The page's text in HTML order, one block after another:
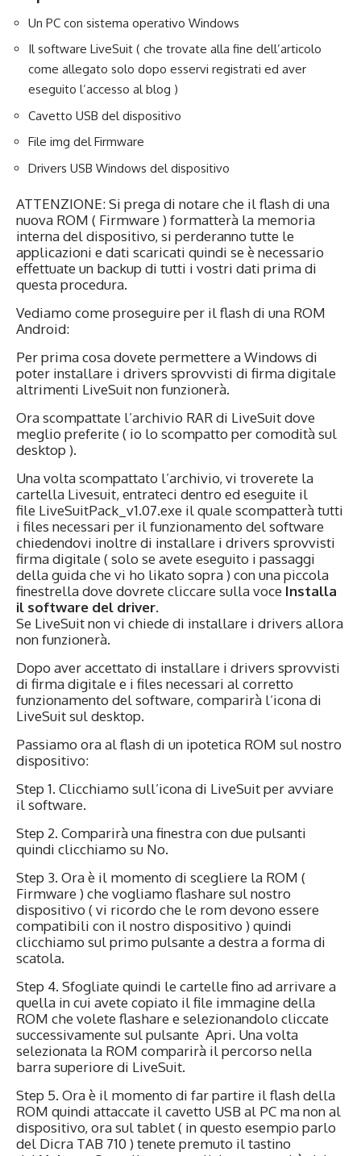
Un PC con sistema operativo Windows
Il software LiveSuit ( che trovate alla fine dell’articolo
come allegato solo dopo esservi registrati ed aver
eseguito l’accesso al blog )
Cavetto USB del dispositivo
File img del Firmware
Drivers USB Windows del dispositivo
ATTENZIONE: Si prega di notare che il flash di una
nuova ROM ( Firmware ) formatterà la memoria
interna del dispositivo, si perderanno tutte le
applicazioni e dati scaricati quindi se è necessario
effettuate un backup di tutti i vostri dati prima di
questa procedura.
Vediamo come proseguire per il flash di una ROM
Android:
Per prima cosa dovete permettere a Windows di
poter installare i drivers sprovvisti di firma digitale
altrimenti LiveSuit non funzionerà.
Ora scompattate l’archivio RAR di LiveSuit dove
meglio preferite ( io lo scompatto per comodità sul
desktop ).
Una volta scompattato l’archivio, vi troverete la
cartella Livesuit, entrateci dentro ed eseguite il
file LiveSuitPack_v1.07.exe il quale scompatterà tutti
i files necessari per il funzionamento del software
chiedendovi inoltre di installare i drivers sprovvisti
firma digitale ( solo se avete eseguito i passaggi
della guida che vi ho likato sopra ) con una piccola
finestrella dove dovrete cliccare sulla voce Installa
il software del driver.
Se LiveSuit non vi chiede di installare i drivers allora
non funzionerà.
Dopo aver accettato di installare i drivers sprovvisti
di firma digitale e i files necessari al corretto
funzionamento del software, comparirà l’icona di
LiveSuit sul desktop.
Passiamo ora al flash di un ipotetica ROM sul nostro
dispositivo:
Step 1. Clicchiamo sull’icona di LiveSuit per avviare
il software.
Step 2. Comparirà una finestra con due pulsanti
quindi clicchiamo su No.
Step 3. Ora è il momento di scegliere la ROM (
Firmware ) che vogliamo flashare sul nostro
dispositivo ( vi ricordo che le rom devono essere
compatibili con il nostro dispositivo ) quindi
clicchiamo sul primo pulsante a destra a forma di
scatola.
Step 4. Sfogliate quindi le cartelle fino ad arrivare a
quella in cui avete copiato il file immagine della
ROM che volete flashare e selezionandolo cliccate
successivamente sul pulsante Apri. Una volta
selezionata la ROM comparirà il percorso nella
barra superiore di LiveSuit.
Step 5. Ora è il momento di far partire il flash della
ROM quindi attaccate il cavetto USB al PC ma non al
dispositivo, ora sul tablet ( in questo esempio parlo
del Dicra TAB 710 ) tenete premuto il tastino